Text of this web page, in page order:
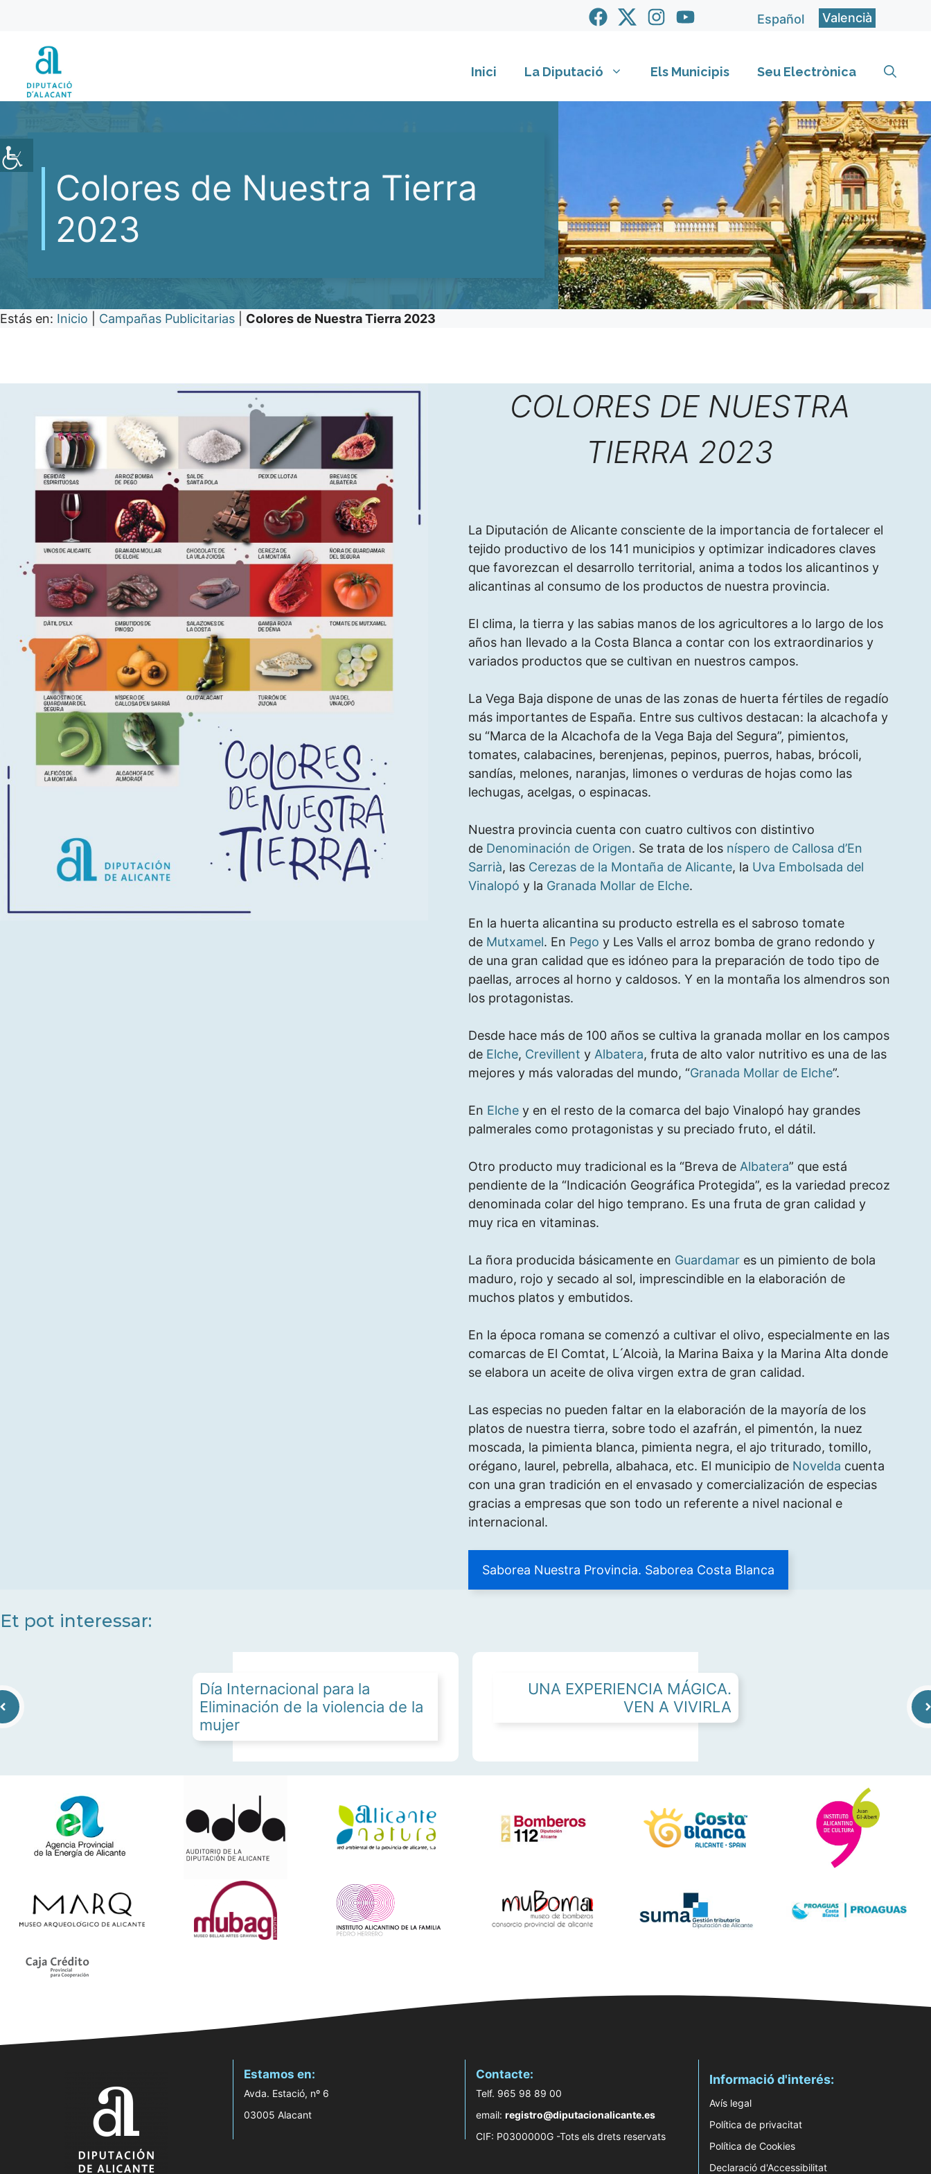
contingut
Español Valencià
Inici La Diputació Els Municipis Seu Electrònica
Colores de Nuestra Tierra
2023
Estás en: Inicio Campañas Publicitarias Colores de Nuestra Tierra 2023
COLORES DE NUESTRA
TIERRA 2023
La Diputación de Alicante consciente de la importancia de fortalecer el
tejido productivo de los 141 municipios y optimizar indicadores claves
que favorezcan el desarrollo territorial, anima a todos los alicantinos y
alicantinas al consumo de los productos de nuestra provincia.
El clima, la tierra y las sabias manos de los agricultores a lo largo de los
años han llevado a la Costa Blanca a contar con los extraordinarios y
variados productos que se cultivan en nuestros campos.
La Vega Baja dispone de unas de las zonas de huerta fértiles de regadío
más importantes de España. Entre sus cultivos destacan: la alcachofa y
su “Marca de la Alcachofa de la Vega Baja del Segura”, pimientos,
tomates, calabacines, berenjenas, pepinos, puerros, habas, brócoli,
sandías, melones, naranjas, limones o verduras de hojas como las
lechugas, acelgas, o espinacas.
Nuestra provincia cuenta con cuatro cultivos con distintivo
de Denominación de Origen. Se trata de los níspero de Callosa d’En
Sarrià, las Cerezas de la Montaña de Alicante, la Uva Embolsada del
Vinalopó y la Granada Mollar de Elche.​
En la huerta alicantina su producto estrella es el sabroso tomate
de Mutxamel. En Pego y Les Valls el arroz bomba de grano redondo y
de una gran calidad que es idóneo para la preparación de todo tipo de
paellas, arroces al horno y caldosos. Y en la montaña los almendros son
los protagonistas.
Desde hace más de 100 años se cultiva la granada mollar en los campos
de Elche, Crevillent y Albatera, fruta de alto valor nutritivo es una de las
mejores y más valoradas del mundo, “Granada Mollar de Elche”.
En Elche y en el resto de la comarca del bajo Vinalopó hay grandes
palmerales como protagonistas y su preciado fruto, el dátil.
Otro producto muy tradicional es la “Breva de Albatera” que está
pendiente de la “Indicación Geográfica Protegida”, es la variedad precoz
denominada colar del higo temprano. Es una fruta de gran calidad y
muy rica en vitaminas.
La ñora producida básicamente en Guardamar es un pimiento de bola
maduro, rojo y secado al sol, imprescindible en la elaboración de
muchos platos y embutidos.
En la época romana se comenzó a cultivar el olivo, especialmente en las
comarcas de El Comtat, L ́Alcoià, la Marina Baixa y la Marina Alta donde
se elabora un aceite de oliva virgen extra de gran calidad.
Las especias no pueden faltar en la elaboración de la mayoría de los
platos de nuestra tierra, sobre todo el azafrán, el pimentón, la nuez
moscada, la pimienta blanca, pimienta negra, el ajo triturado, tomillo,
orégano, laurel, pebrella, albahaca, etc. El municipio de Novelda cuenta
con una gran tradición en el envasado y comercialización de especias
gracias a empresas que son todo un referente a nivel nacional e
internacional.
Saborea Nuestra Provincia. Saborea Costa Blanca
Et pot interessar:
Día Internacional para la
Eliminación de la violencia de la
mujer
UNA EXPERIENCIA MÁGICA.
VEN A VIVIRLA
Estamos en:
Avda. Estació, nº 6
03005 Alacant
Contacte:
Telf. 965 98 89 00
email: registro@diputacionalicante.es
CIF: P0300000G -Tots els drets reservats
Informació d'interés:
Avís legal
Política de privacitat
Política de Cookies
Declaració d'Accessibilitat